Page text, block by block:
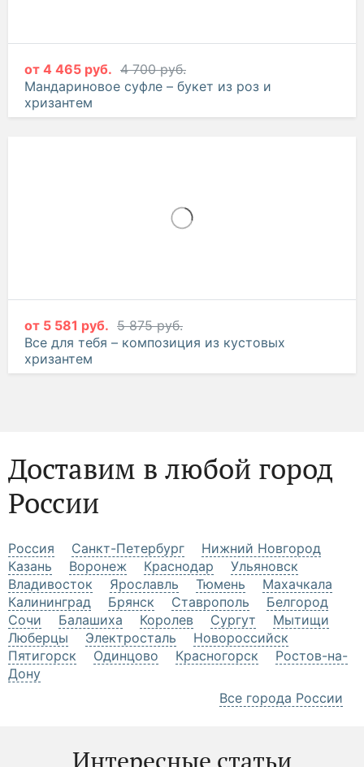
от 4 465 руб. 4 700 руб.
Мандариновое суфле – букет из роз и
хризантем
от 5 581 руб. 5 875 руб.
Все для тебя – композиция из кустовых
хризантем
Доставим в любой город
России
Россия Санкт-Петербург
Нижний Новгород
Казань
Воронеж Краснодар
Ульяновск
Владивосток
Ярославль Тюмень
Махачкала
Калининград
Брянск Ставрополь
Белгород
Сочи
Балашиха Королев Сургут
Мытищи
Люберцы
Электросталь
Новороссийск
Пятигорск
Одинцово Красногорск
Ростов-на-
Дону
Все города России
Интересные статьи